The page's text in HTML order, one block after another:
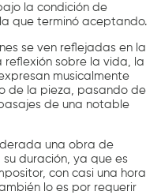
la condición de
que terminó aceptando.
se ven reflejadas en la
reflexión sobre la vida, la
musicalmente
de la pieza, pasando de
de una notable
una obra de
duración, ya que es
con casi una hora
lo es por requerir